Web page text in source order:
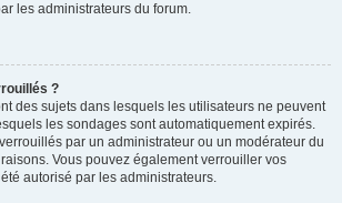
les administrateurs du forum.
?
des sujets dans lesquels les utilisateurs ne peuvent
les sondages sont automatiquement expirés.
par un administrateur ou un modérateur du
Vous pouvez également verrouiller vos
autorisé par les administrateurs.